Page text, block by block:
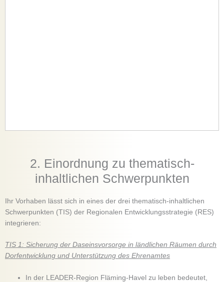
2. Einordnung zu thematisch-
inhaltlichen Schwerpunkten
Ihr Vorhaben lässt sich in eines der drei thematisch-inhaltlichen
Schwerpunkten (TIS) der Regionalen Entwicklungsstrategie (RES)
integrieren:
TIS 1: Sicherung der Daseinsvorsorge in ländlichen Räumen durch
Dorfentwicklung und Unterstützung des Ehrenamtes
In der LEADER‐Region Fläming‐Havel zu leben bedeutet,